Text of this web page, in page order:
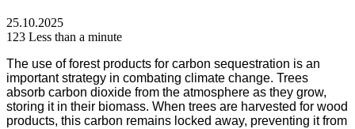
25.10.2025
123 Less than a minute
The use of forest products for carbon sequestration is an
important strategy in combating climate change. Trees
absorb carbon dioxide from the atmosphere as they grow,
storing it in their biomass. When trees are harvested for wood
products, this carbon remains locked away, preventing it from